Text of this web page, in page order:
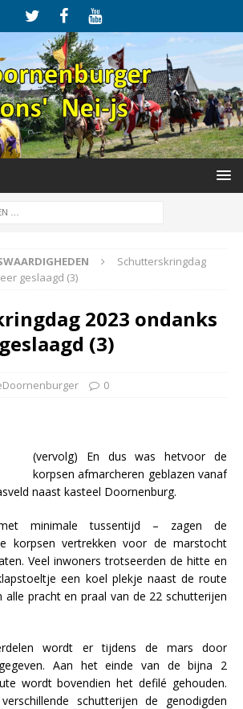
Schutterskringdag
geslaagd (3)
2023 ondanks
(3)
0
(vervolg) En dus was hetvoor de
korpsen afmarcheren geblazen vanaf
naast kasteel Doornenburg.
minimale tussentijd – zagen de
korpsen vertrekken voor de marstocht
Veel inwoners trotseerden de hitte en
een koel plekje naast de route
pracht en praal van de 22 schutterijen
wordt er tijdens de mars door
Aan het einde van de bijna 2
wordt bovendien het defilé gehouden.
schutterijen de genodigden